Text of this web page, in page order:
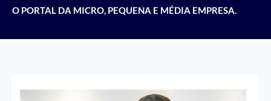
O PORTAL DA MICRO, PEQUENA E MÉDIA EMPRESA.